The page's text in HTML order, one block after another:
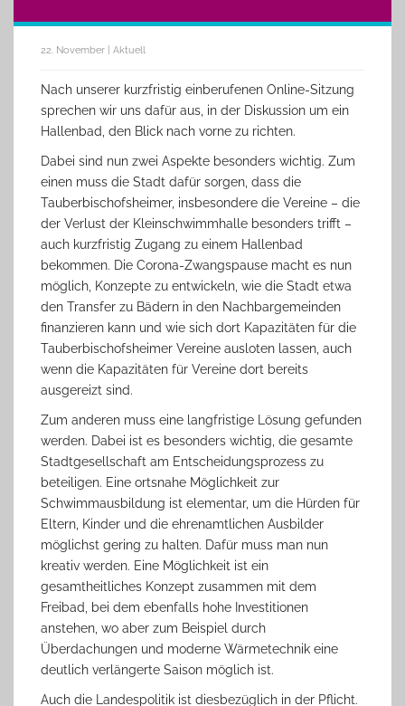
22. November | Aktuell
Nach unserer kurzfristig einberufenen Online-Sitzung
sprechen wir uns dafür aus, in der Diskussion um ein
Hallenbad, den Blick nach vorne zu richten.
Dabei sind nun zwei Aspekte besonders wichtig. Zum
einen muss die Stadt dafür sorgen, dass die
Tauberbischofsheimer, insbesondere die Vereine – die
der Verlust der Kleinschwimmhalle besonders trifft –
auch kurzfristig Zugang zu einem Hallenbad
bekommen. Die Corona-Zwangspause macht es nun
möglich, Konzepte zu entwickeln, wie die Stadt etwa
den Transfer zu Bädern in den Nachbargemeinden
finanzieren kann und wie sich dort Kapazitäten für die
Tauberbischofsheimer Vereine ausloten lassen, auch
wenn die Kapazitäten für Vereine dort bereits
ausgereizt sind.
Zum anderen muss eine langfristige Lösung gefunden
werden. Dabei ist es besonders wichtig, die gesamte
Stadtgesellschaft am Entscheidungsprozess zu
beteiligen. Eine ortsnahe Möglichkeit zur
Schwimmausbildung ist elementar, um die Hürden für
Eltern, Kinder und die ehrenamtlichen Ausbilder
möglichst gering zu halten. Dafür muss man nun
kreativ werden. Eine Möglichkeit ist ein
gesamtheitliches Konzept zusammen mit dem
Freibad, bei dem ebenfalls hohe Investitionen
anstehen, wo aber zum Beispiel durch
Überdachungen und moderne Wärmetechnik eine
deutlich verlängerte Saison möglich ist.
Auch die Landespolitik ist diesbezüglich in der Pflicht.